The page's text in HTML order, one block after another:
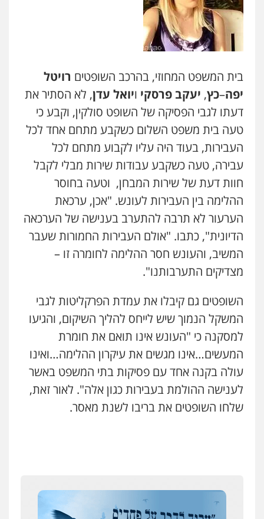
בית המשפט המחוזי, בהרכב השופטים רויטל
יפה–כץ, יעקב פרסקי ויואל עדן, לא הסתיר את
דעתו לגבי הפסיקה של השופט סולקין, וקבע כי
טעה בית משפט השלום כשקבע מתחם אחד לכל
העבירות, בעוד היה עליו לקבוע מתחם לכל
עבירה, טעה כשקבע עבודות שירות מבלי לקבל
חוות דעת של שירות המבחן, וטעה בחוסר
ההלימה בין העבירות לעונש. "אכן, ערכאת
הערעור לא תרבה להתערב בענישה של הערכאה
הדיונית", כתבו. "אולם העבירות החמורות שעבר
המשיב, והעונש חסר ההלימה לחומרה זו –
מצדיקים התערבותנו".
השופטים גם קיבלו את עמדת הפרקליטות לגבי
המשקל הנמוך שיש לייחס להליך השיקום, והגיעו
למסקנה כי "העונש אינו תואם את חומרת
המעשים…אינו מגשים את עיקרון ההלימה…ואינו
עולה בקנה אחד עם פסיקות בתי המשפט באשר
לענישה ההולמת בעבירות כגון אלה". לאור זאת,
שלחו השופטים את בריבו לשנת מאסר.
רונן הלל – מוניטין
מחיקת כתבות מגוגל ודחיקת אזכורים
שליליים שירותים מקצועיים לעורכי דין
194 עורכי הדין החדשים